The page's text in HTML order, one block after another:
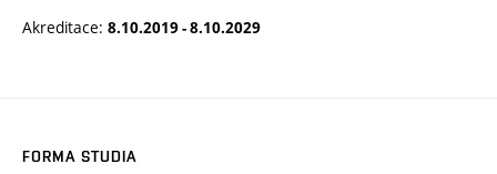
Akreditace: 8.10.2019 - 8.10.2029
FORMA STUDIA